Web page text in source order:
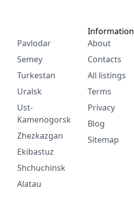
Pavlodar
Semey
Turkestan
Uralsk
Ust-
Kamenogorsk
Zhezkazgan
Ekibastuz
Shchuchinsk
Alatau
Information
About
Contacts
All listings
Terms
Privacy
Blog
Sitemap